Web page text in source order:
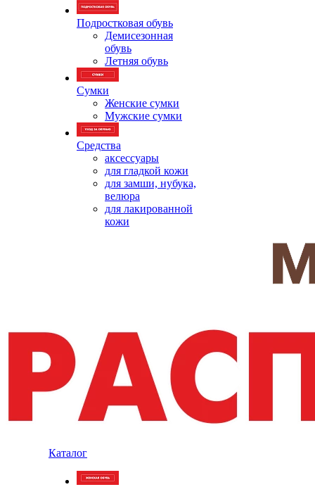
Подростковая обувь
Демисезонная
обувь
Летняя обувь
Сумки
Женские сумки
Мужские сумки
Средства
аксессуары
для гладкой кожи
для замши, нубука,
велюра
для лакированной
кожи
Каталог